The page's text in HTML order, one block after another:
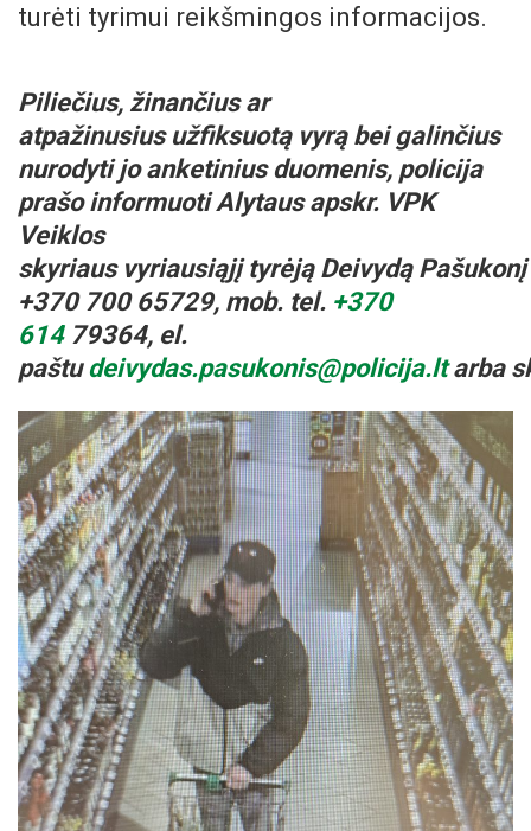
turėti tyrimui reikšmingos informacijos.
Piliečius, žinančius ar
atpažinusius užfiksuotą vyrąbeigalinčius
nurodytijoanketinius duomenis, policija
prašoinformuoti Alytaus apskr. VPK
Veiklos
skyriaus vyriausiąjį tyrėją Deivydą Pašukonį
+370 700 65729, mob. tel. +370
614 79364, el.
paštu deivydas.pasukonis@policija.ltarba